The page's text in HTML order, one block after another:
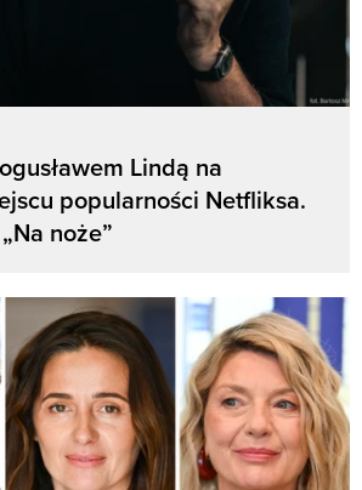
Lindą na
popularności Netfliksa.
noże”